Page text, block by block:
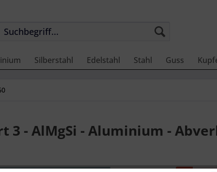
Silberstahl Edelstahl Stahl Guss
3 - AlMgSi - Aluminium -